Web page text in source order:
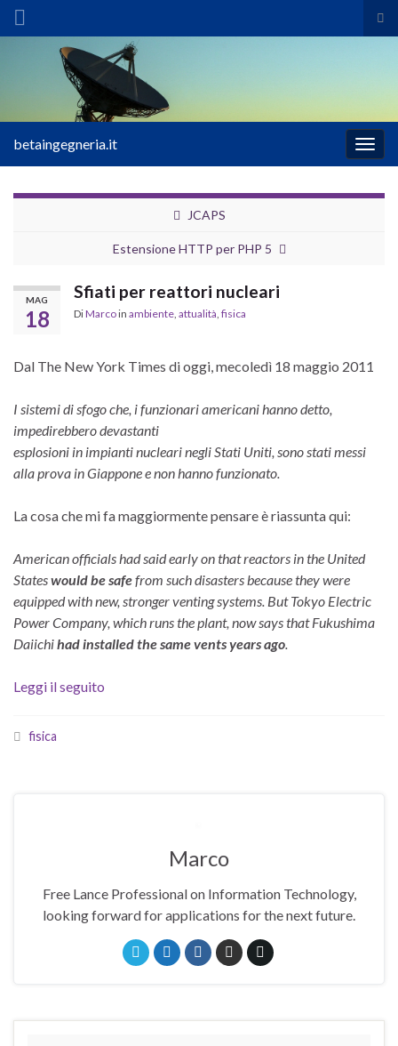
il
Search for:
la
betaingegneria.it
JCAPS
Estensione HTTP per PHP 5
MAG
18
Sfiati per reattori nucleari
DiMarcoin ambiente attualità fisica
Dal The New York Times di oggi, mecoledì 18 maggio 2011
I sistemi di sfogo che, i funzionari americani hanno detto,
impedirebbero devastanti
esplosioni in impianti nucleari negli Stati Uniti, sono stati messi
alla prova in Giappone e non hanno funzionato.
La cosa che mi fa maggiormente pensare è riassunta qui:
American officials had said early on that reactors in the United
Stateswould be safefrom such disasters because they were
equipped with new, stronger venting systems. But Tokyo Electric
Power Company, which runs the plant, now says that Fukushima
Daiichihad installed the same vents years ago
Leggi il seguito
fisica
Marco
Free Lance Professional on Information Technology,
looking forward for applications for the next future.